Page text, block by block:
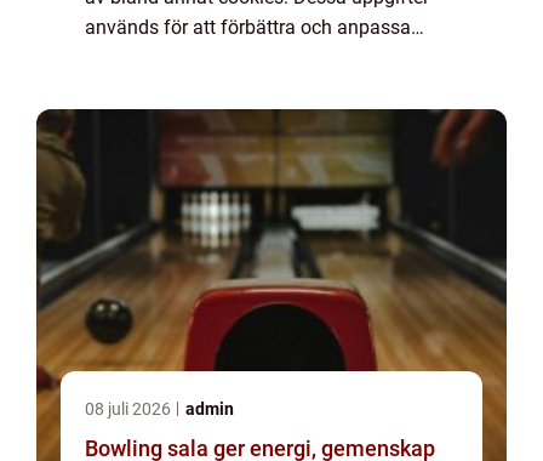
används för att förbättra och anpassa
08 juli 2026 admin
Bowling sala ger energi, gemenskap